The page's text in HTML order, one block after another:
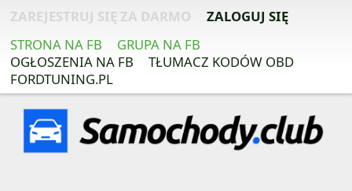
ZAREJESTRUJ SIĘ ZA DARMO
ZALOGUJ SIĘ
STRONA NA FB
GRUPA NA FB
OGŁOSZENIA NA FB
TŁUMACZ KODÓW OBD
FORDTUNING.PL